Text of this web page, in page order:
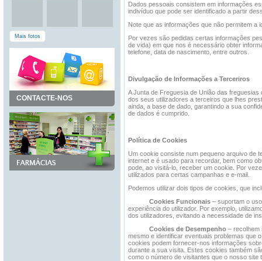
Mais fotos
CONTACTE-NOS
Dados pessoais consistem em informações
indivíduo que pode ser identificado a partir
Note que as informações que não permitem a
Por vezes são pedidas certas informações
de vida) em que nos é necessário obter
telefone, data de nascimento, entre outros.
Divulgação de Informações a Terceriros
A Junta de Freguesia de União das
dos seus utilizadores a terceiros que lhes
ainda, a base de dado, garantindo a sua
de dados é cumprido.
Política de Cookies
Um cookie consiste num pequeno arquivo de
internet e é usado para recordar, bem como
pode, ao visitá-lo, receber um cookie. Por
utilizados para certas campanhas e e-mail.
Podemos utilizar dois tipos de cookies, que
Cookies Funcionais – suportam o
experiência do utilizador. Por exemplo,
dos utilizadores, evitando a necessidade de
Cookies de Desempenho – recolhem
mesmo e identificar eventuais problemas que
cookies podem fornecer-nos informações
durante a sua visita. Estes cookies também
como o número de visitantes que o nosso site